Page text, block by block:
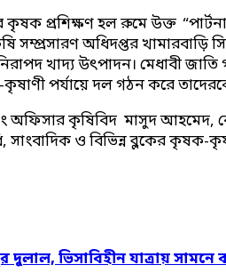
প্রশিক্ষণ হল রুমে উক্ত
সম্প্রসারণ অধিদপ্তর
খাদ্য উৎপাদন। মেধাবী
পর্যায়ে দল গঠন করে
অফিসার কৃষিবিদ মাসুদ
সাংবাদিক ও বিভিন্ন ব্লকের কৃষক-
ভিসাবিহীন যাত্রায়